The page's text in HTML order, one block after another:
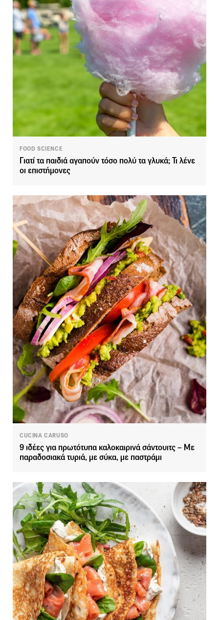
FOOD SCIENCE
Γιατί τα παιδιά αγαπούν τόσο πολύ τα γλυκά; Τι λένε
οι επιστήμονες
CUCINA CARUSO
9 ιδέες για πρωτότυπα καλοκαιρινά σάντουιτς – Με
παραδοσιακά τυριά, με σύκα, με παστράμι